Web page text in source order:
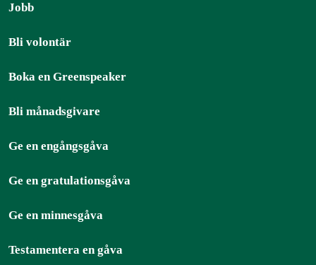
Jobb
Bli volontär
Boka en Greenspeaker
Bli månadsgivare
Ge en engångsgåva
Ge en gratulationsgåva
Ge en minnesgåva
Testamentera en gåva